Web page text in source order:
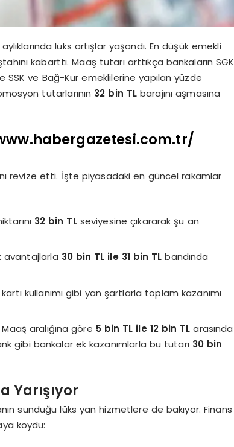
lüks artışlar yaşandı. En düşük emekli
kabarttı. Maaş tutarı arttıkça bankaların SGK
ve Bağ-Kur emeklilerine yapılan yüzde
tutarlarının 32 bin TL barajını aşmasına
revize etti. İşte piyasadaki en güncel rakamlar
32 bin TLseviyesine çıkararak şu an
avantajlarla 30 bin TL ile 31 bin TL bandında
kullanımı gibi yan şartlarla toplam kazanımı
Maaş aralığına göre 5 bin TL ile 12 bin TL arasında
gibi bankalar ek kazanımlarla bu tutarı 30 bin
Yarışıyor
sunduğu lüks yan hizmetlere de bakıyor. Finans
koydu: